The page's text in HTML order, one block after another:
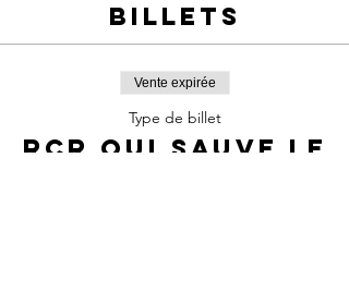
Billets
Vente expirée
Type de billet
RCR qui sauve le